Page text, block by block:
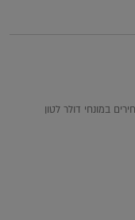
במונחי דולר לטון